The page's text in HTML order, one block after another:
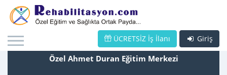
Giriş
ÜCRETSİZ İş İlanı
Özel Ahmet Duran Eğitim Merkezi